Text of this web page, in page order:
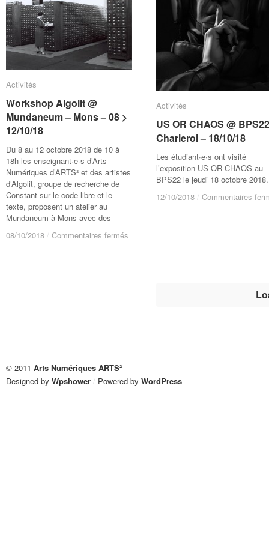
Activités
US OR CHAOS @
Charleroi – 18/10/18
Les étudiant·e·s ont visité
l’exposition US OR CHAOS au
BPS22 le jeudi 18 octobre 2018.
12/10/2018 / Commentaires
Activités
US OR CHAOS @
Charleroi – 18/10/18
12/10/2018 / Commentaires
Activités
Workshop Algolit @
Mundaneum – Mons – 08 >
12/10/18
Du 8 au 12 octobre 2018 de 10 à
18h les enseignant·e·s d’Arts
Numériques d’ARTS² et des artistes
d’Algolit, groupe de recherche de
Constant sur le code libre et le
texte, proposent un atelier au
Mundaneum à Mons avec des
08/10/2018 / Commentaires fermés
Activités
Workshop Algolit @
Mundaneum – Mons – 08 >
12/10/18
08/10/2018 / Commentaires fermés
© 2011 Arts Numériques ARTS²
Designed by Wpshower / Powered by WordPress